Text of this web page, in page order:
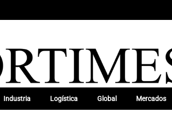
Industria Logística Global Mercados